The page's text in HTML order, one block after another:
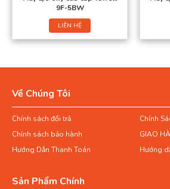
9F-5BW
LIÊN HỆ
Về Chúng Tôi
Chính sách đổi trả
Chính
Chính sách bảo hành
GIAO
Hướng Dẫn Thanh Toán
Hướng
Sản Phẩm Chính